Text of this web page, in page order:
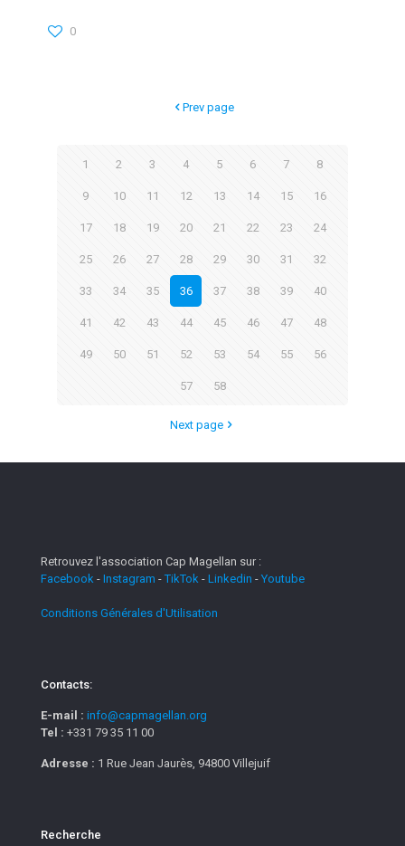
0
Prev page
1 2 3 4 5 6 7 8
9 10 11 12 13 14 15 16
17 18 19 20 21 22 23 24
25 26 27 28 29 30 31 32
33 34 35 36 37 38 39 40
41 42 43 44 45 46 47 48
49 50 51 52 53 54 55 56
57 58
Next page
Retrouvez l'association Cap Magellan sur :
Facebook - Instagram -TikTok - Linkedin - Youtube
Conditions Générales d'Utilisation
Contacts:
E-mail : info@capmagellan.org
Tel : +331 79 35 11 00
Adresse : 1 Rue Jean Jaurès, 94800 Villejuif
Recherche